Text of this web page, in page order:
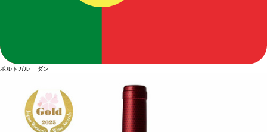
ポルトガル ダン